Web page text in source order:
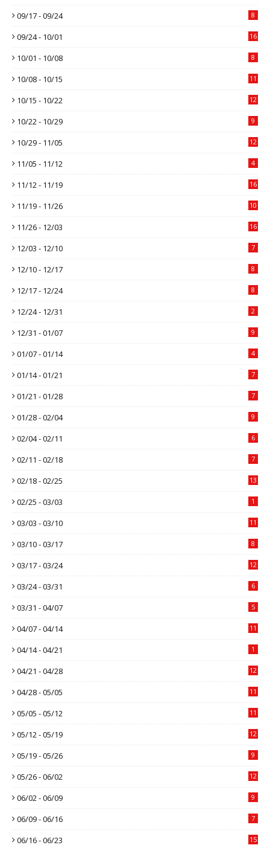
09/17 - 09/24 8
09/24 - 10/01 16
10/01 - 10/08 8
10/08 - 10/15 11
10/15 - 10/22 12
10/22 - 10/29 9
10/29 - 11/05 12
11/05 - 11/12 4
11/12 - 11/19 16
11/19 - 11/26 10
11/26 - 12/03 16
12/03 - 12/10 7
12/10 - 12/17 8
12/17 - 12/24 8
12/24 - 12/31 2
12/31 - 01/07 9
01/07 - 01/14 4
01/14 - 01/21 7
01/21 - 01/28 7
01/28 - 02/04 9
02/04 - 02/11 6
02/11 - 02/18 7
02/18 - 02/25 13
02/25 - 03/03 1
03/03 - 03/10 11
03/10 - 03/17 8
03/17 - 03/24 12
03/24 - 03/31 6
03/31 - 04/07 5
04/07 - 04/14 11
04/14 - 04/21 1
04/21 - 04/28 12
04/28 - 05/05 11
05/05 - 05/12 11
05/12 - 05/19 12
05/19 - 05/26 9
05/26 - 06/02 12
06/02 - 06/09 9
06/09 - 06/16 7
06/16 - 06/23 15